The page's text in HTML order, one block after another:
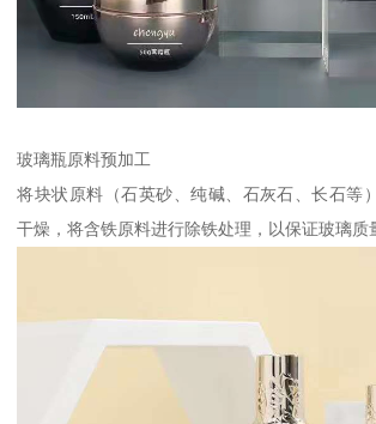
玻璃瓶原料预加工
将块状原料（石英砂、纯碱、石灰石、长石等
干燥，将含铁原料进行除铁处理，以保证玻璃质